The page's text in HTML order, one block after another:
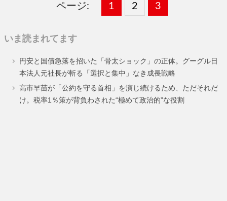
ページ:
固
ー
ジ
1 ,
固
ー
ジ
2 ,
固
ー
ジ
3
いま読まれてます
円安と国債急落を招いた「骨太ショック」の正体。グーグル日
本法人元社長が斬る「選択と集中」なき成長戦略
高市早苗が「公約を守る首相」を演じ続けるため、ただそれだ
け。税率1％策が背負わされた“極めて政治的”な役割